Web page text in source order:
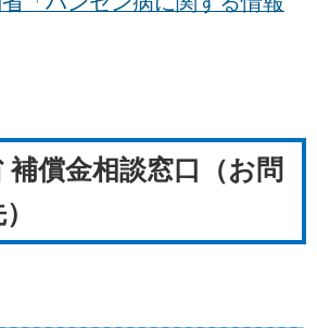
補償金相談窓口（お問